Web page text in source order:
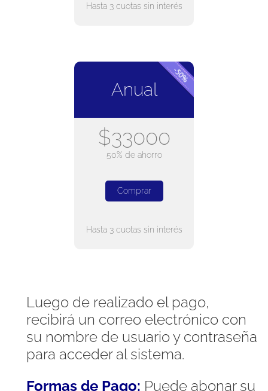
Hasta 3 cuotas sin interés
Anual
$33000
50% de ahorro
Comprar
Hasta 3 cuotas sin interés
Luego de realizado el pago,
recibirá un correo electrónico con
su nombre de usuario y contraseña
para acceder al sistema.
Formas de Pago: Puede abonar su